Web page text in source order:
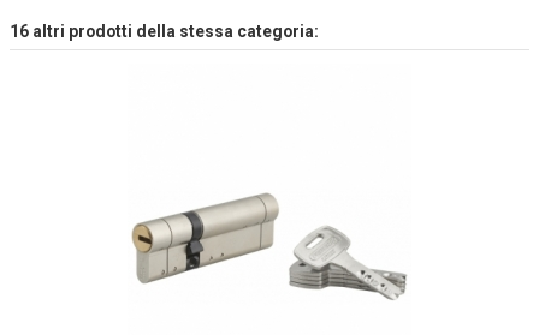
16 altri prodotti della stessa categoria: